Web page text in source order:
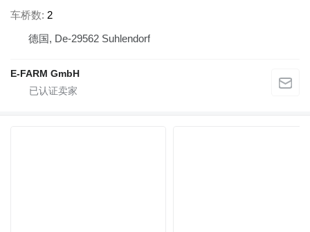
车桥数 2
德国, De-29562 Suhlendorf
E-FARM GmbH